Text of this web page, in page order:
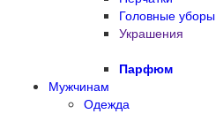
Головные уборы
Украшения
Парфюм
Мужчинам
Одежда